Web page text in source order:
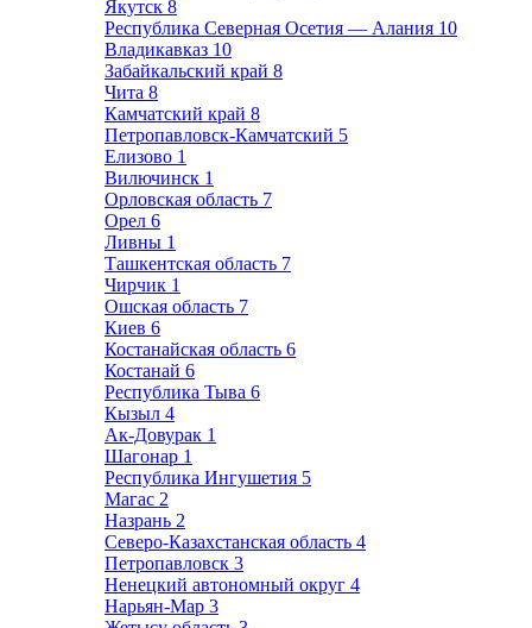
Якутск 8
Республика Северная Осетия — Алания 10
Владикавказ 10
Забайкальский край 8
Чита 8
Камчатский край 8
Петропавловск-Камчатский 5
Елизово 1
Вилючинск 1
Орловская область 7
Орел 6
Ливны 1
Ташкентская область 7
Чирчик 1
Ошская область 7
Киев 6
Костанайская область 6
Костанай 6
Республика Тыва 6
Кызыл 4
Ак-Довурак 1
Шагонар 1
Республика Ингушетия 5
Магас 2
Назрань 2
Северо-Казахстанская область 4
Петропавловск 3
Ненецкий автономный округ 4
Нарьян-Мар 3